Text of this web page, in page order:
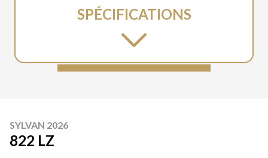
SPÉCIFICATIONS
SYLVAN 2026
822 LZ